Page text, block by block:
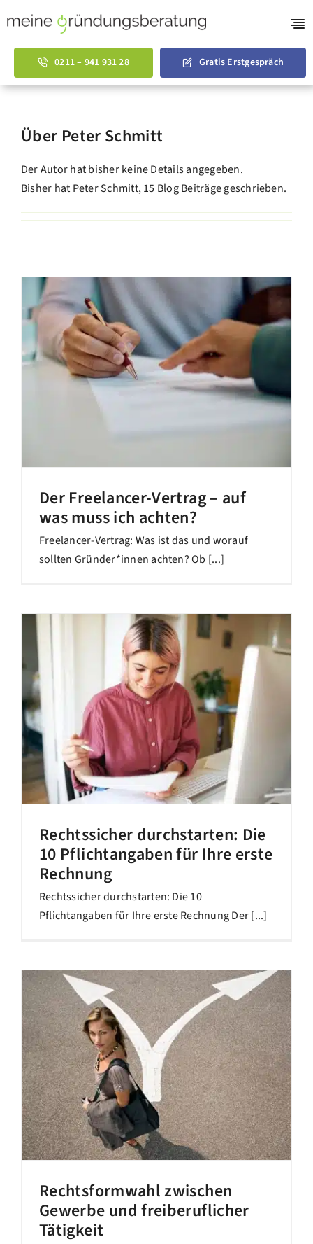
to
content
AVGS Coaching
English
0211 – 941 931 28 Gratis Erstgespräch
Über Peter Schmitt
Der Autor hat bisher keine Details angegeben.
Bisher hat Peter Schmitt, 15 Blog Beiträge geschrieben.
Der Freelancer-Vertrag – auf
was muss ich achten?
Freelancer-Vertrag: Was ist das und worauf
sollten Gründer*innen achten? Ob [...]
Rechtssicher durchstarten: Die
10 Pflichtangaben für Ihre erste
Rechnung
Rechtssicher durchstarten: Die 10
Pflichtangaben für Ihre erste Rechnung Der [...]
Rechtsformwahl zwischen
Gewerbe und freiberuflicher
Tätigkeit